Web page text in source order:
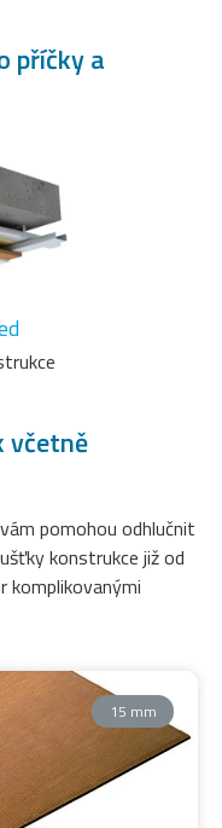
příčky a
včetně
pomohou odhlučnit
konstrukce již od
komplikovanými
15 mm